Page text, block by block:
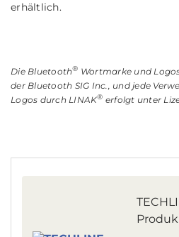
erhältlich.
Die Bluetooth® Wortmarke und
der Bluetooth SIG Inc., und jede
Logos durch LINAK® erfolgt unter